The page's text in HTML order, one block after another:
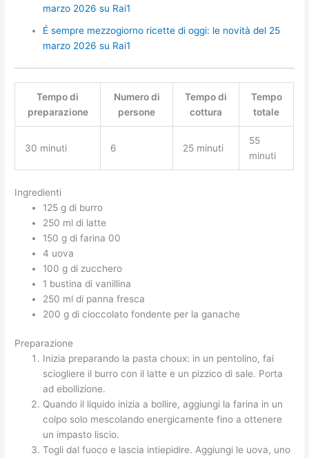
marzo 2026 su Rai1
É sempre mezzogiorno ricette di oggi: le novità del 25
marzo 2026 su Rai1
Tempo di
preparazione
Numero di
persone
Tempo di
cottura
Tempo
totale
30 minuti 6 25 minuti
55
minuti
Ingredienti
125 g di burro
250 ml di latte
150 g di farina 00
4 uova
100 g di zucchero
1 bustina di vanillina
250 ml di panna fresca
200 g di cioccolato fondente per la ganache
Preparazione
Inizia preparando la pasta choux: in un pentolino, fai
sciogliere il burro con il latte e un pizzico di sale. Porta
ad ebollizione.
Quando il liquido inizia a bollire, aggiungi la farina in un
colpo solo mescolando energicamente fino a ottenere
un impasto liscio.
Togli dal fuoco e lascia intiepidire. Aggiungi le uova, uno